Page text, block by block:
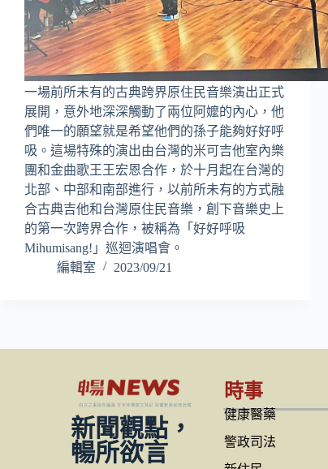
一場前所未有的古典跨界原住民音樂演出正式
展開，意外地深深觸動了兩位阿嬤的內心，他
們唯一的願望就是希望他們的孫子能夠好好呼
吸。這場特殊的演出由台灣的米可吉他室內樂
團和金曲歌王王宏恩合作，於十月起在台灣的
北部、中部和南部進行，以前所未有的方式融
合古典吉他和台灣原住民音樂，創下音樂史上
的第一次跨界合作，被稱為「好好呼吸
Mihumisang!」巡迴演唱會。
編輯室
2023/09/21
新聞觀點，
暢所欲言
時事
健康醫藥
警政司法